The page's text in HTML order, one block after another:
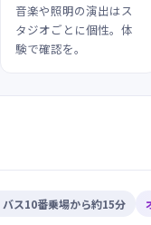
音楽や照明の演出はス
タジオごとに個性。体
験で確認を。
ス10番乗場から約15分